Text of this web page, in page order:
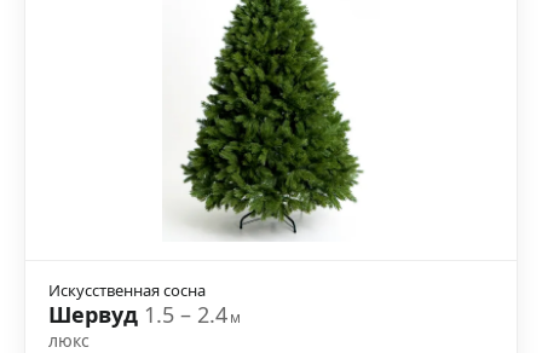
Искусственная сосна
Шервуд 1.5 – 2.4м
люкс